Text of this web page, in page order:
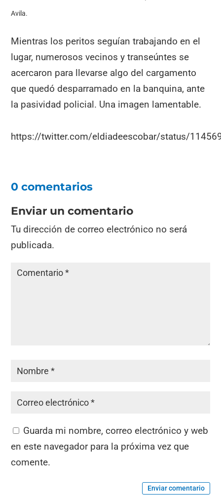
Avila.
Mientras los peritos seguían trabajando en el
lugar, numerosos vecinos y transeúntes se
acercaron para llevarse algo del cargamento
que quedó desparramado en la banquina, ante
la pasividad policial. Una imagen lamentable.
https://twitter.com/eldiadeescobar/status/
0 comentarios
Enviar un comentario
Tu dirección de correo electrónico no será
publicada.
Guarda mi nombre, correo electrónico y web
en este navegador para la próxima vez que
comente.
Enviar comentario